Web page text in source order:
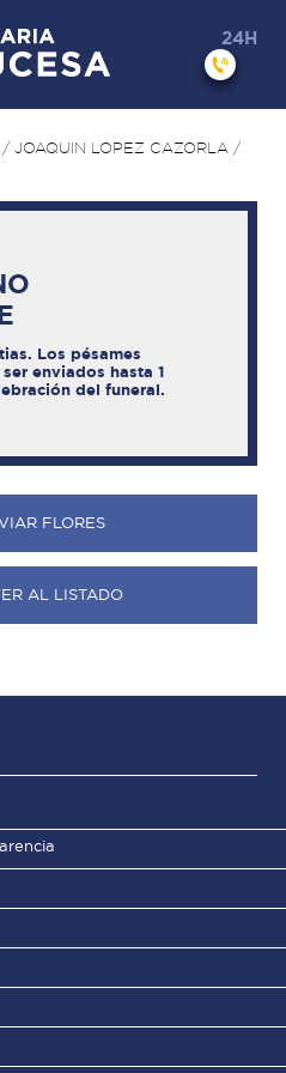
24H
/ JOAQUIN LOPEZ CAZORLA /
Los pésames
enviados hasta 1
del funeral.
FLORES
AL LISTADO